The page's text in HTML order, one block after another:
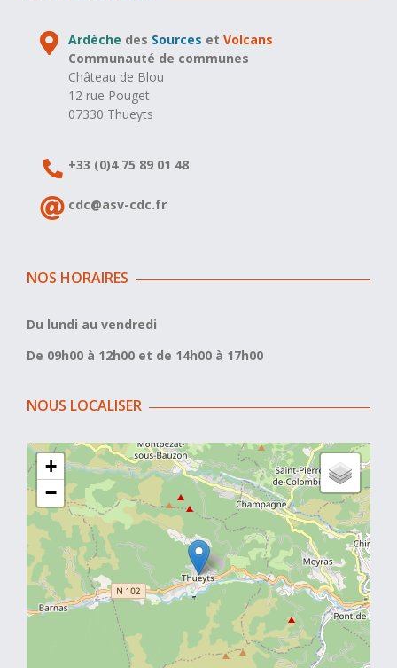
Ardèche des Sources etVolcans
Communauté de communes
Château de Blou
12 rue Pouget
07330 Thueyts
+33 (0)4 75 89 01 48
cdc@asv-cdc.fr
NOS HORAIRES
Du lundi au vendredi
De 09h00 à 12h00 et de 14h00 à 17h00
NOUS LOCALISER
+
−